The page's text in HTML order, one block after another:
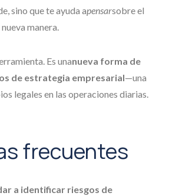
sino que te ayuda apensarsobre el
manera.
Es unanueva forma de
de estrategia empresarial—una
legales en las operaciones diarias.
frecuentes
a identificar riesgos de